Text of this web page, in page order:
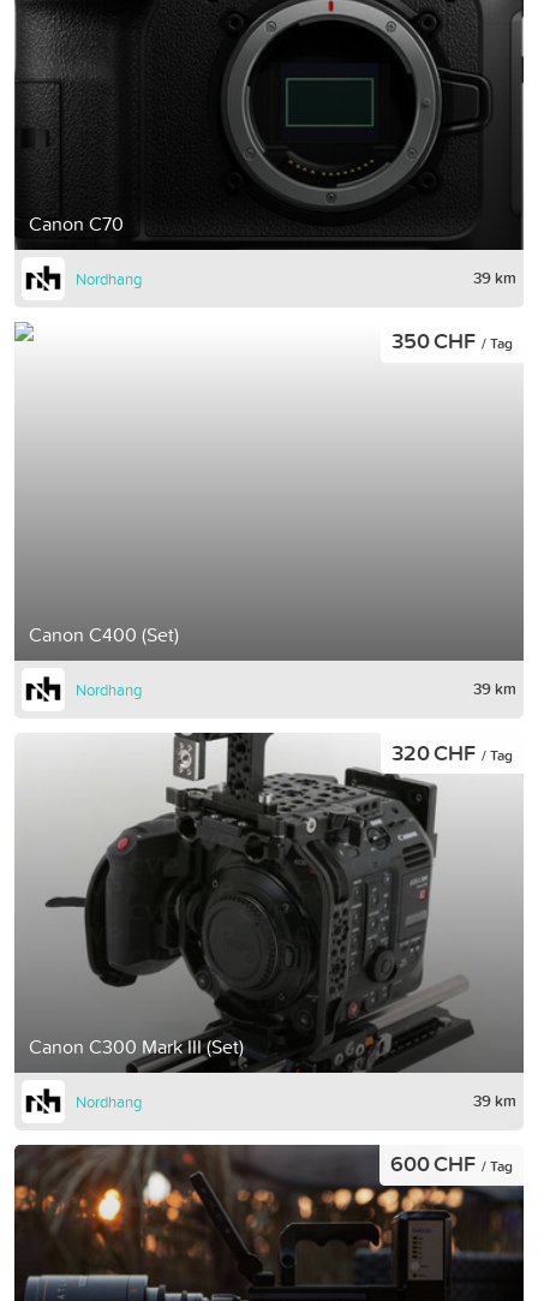
Canon C70
Nordhang 39 km
Canon C400 (Set)
350 CHF / Tag
Nordhang 39 km
Canon C300 Mark III (Set)
320 CHF / Tag
Nordhang 39 km
600 CHF / Tag